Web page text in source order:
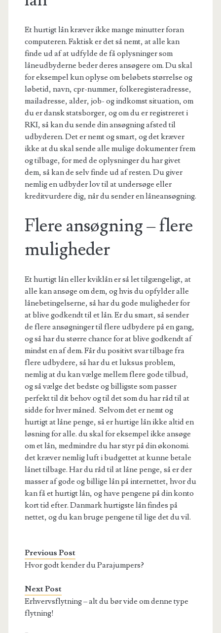
Et hurtigt lån kræver ikke mange minutter foran
computeren. Faktisk er det så nemt, at alle kan
finde ud af at udfylde de få oplysninger som
låneudbyderne beder deres ansøgere om. Du skal
for eksempel kun oplyse om beløbets størrelse og
løbetid, navn, cpr-nummer, folkeregisteradresse,
mailadresse, alder, job- og indkomst situation, om
du er dansk statsborger, og om du er registreret i
RKI, så kan du sende din ansøgning afsted til
udbyderen. Det er nemt og smart, og det kræver
ikke at du skal sende alle mulige dokumenter frem
og tilbage, for med de oplysninger du har givet
dem, så kan de selv finde ud af resten. Du giver
nemlig en udbyder lov til at undersøge eller
kreditvurdere dig, når du sender en låneansøgning.
Flere ansøgning – flere
muligheder
Et hurtigt lån eller kviklån er så let tilgængeligt, at
alle kan ansøge om dem, og hvis du opfylder alle
lånebetingelserne, så har du gode muligheder for
at blive godkendt til et lån. Er du smart, så sender
de flere ansøgninger til flere udbydere på en gang,
og så har du større chance for at blive godkendt af
mindst en af dem. Får du positivt svar tilbage fra
flere udbydere, så har du et luksus problem,
nemlig at du kan vælge mellem flere gode tilbud,
og så vælge det bedste og billigste som passer
perfekt til dit behov og til det som du har råd til at
sidde for hver måned. Selvom det er nemt og
hurtigt at låne penge, så er hurtige lån ikke altid en
løsning for alle. du skal for eksempel ikke ansøge
om et lån, medmindre du har styr på din økonomi.
det kræver nemlig luft i budgettet at kunne betale
lånet tilbage. Har du råd til at låne penge, så er der
masser af gode og billige lån på internettet, hvor du
kan få et hurtigt lån, og have pengene på din konto
kort tid efter. Danmark hurtigste lån findes på
nettet, og du kan bruge pengene til lige det du vil.
Previous Post
Hvor godt kender du Parajumpers?
Next Post
Erhvervsflytning – alt du bør vide om denne type
flytning!